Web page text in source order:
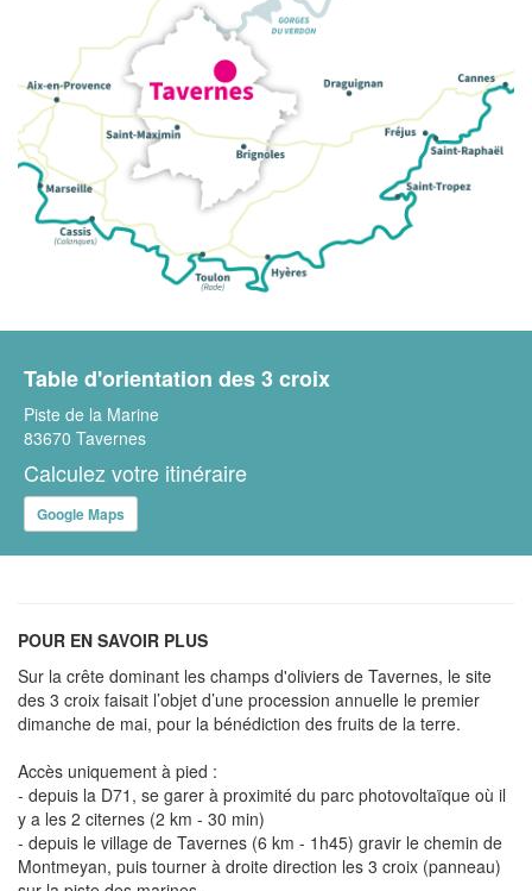
Table d'orientation des 3 croix
Piste de la Marine
83670 Tavernes
Calculez votre itinéraire
Google Maps
POUR EN SAVOIR PLUS
Sur la crête dominant les champs d'oliviers de Tavernes, le site
des 3 croix faisait l’objet d’une procession annuelle le premier
dimanche de mai, pour la bénédiction des fruits de la terre.
Accès uniquement à pied :
- depuis la D71, se garer à proximité du parc photovoltaïque où il
y a les 2 citernes (2 km - 30 min)
- depuis le village de Tavernes (6 km - 1h45) gravir le chemin de
Montmeyan, puis tourner à droite direction les 3 croix (panneau)